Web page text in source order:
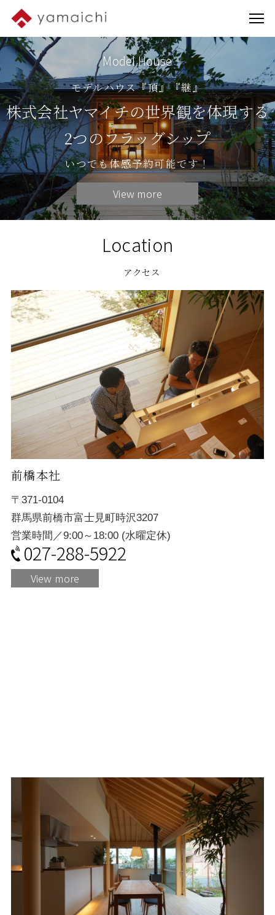
Model House
モデルハウス『頂』『継』
株式会社ヤマイチの世界観を体現する
2つのフラッグシップ
いつでも体感予約可能です！
View more
Location
アクセス
前橋本社
〒371-0104
群馬県前橋市富士見町時沢3207
営業時間／9:00～18:00 (水曜定休)
027-288-5922
View more